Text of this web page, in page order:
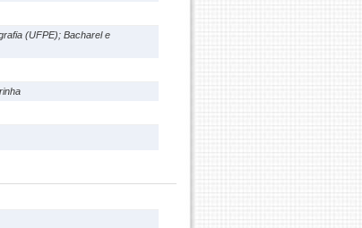
(UFPE); Bacharel e